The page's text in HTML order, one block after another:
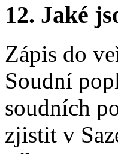
12. Jaké
Zápis do
Soudní
soudních
zjistit v